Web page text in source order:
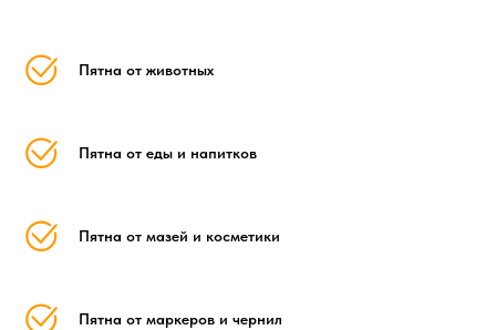
Пятна от животных
Пятна от еды и напитков
Пятна от мазей и косметики
Пятна от маркеров и чернил